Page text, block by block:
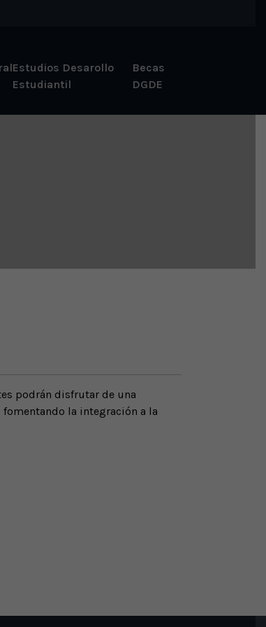
Estudios Desarollo
Estudiantil
Becas
DGDE
podrán disfrutar de una
la integración a la